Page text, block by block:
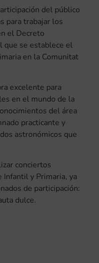
del público
para trabajar los
el Decreto
se establece el
en la Comunitat
excelente para
en el mundo de la
del área
practicante y
astronómicos que
conciertos
Infantil y Primaria, ya
de participación:
dulce.